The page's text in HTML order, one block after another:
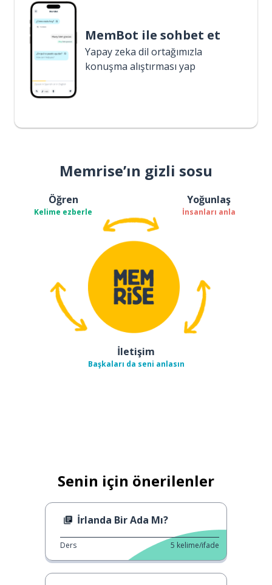
MemBot ile sohbet et
Yapay zeka dil ortağımızla
konuşma alıştırması yap
Memrise’ın gizli sosu
Öğren
Kelime ezberle
Yoğunlaş
İnsanları anla
İletişim
Başkaları da seni anlasın
Senin için önerilenler
İrlanda Bir Ada Mı?
Ders 5 kelime/ifade